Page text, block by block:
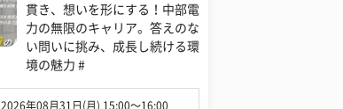
貫き、想いを形にする！中部電
力の無限のキャリア。答えのな
い問いに挑み、成長し続ける環
境の魅力 #
2026年08月31日(月) 15:00〜16:00